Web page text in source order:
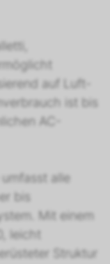
auf Luft-
ist bis
AC-
alle
bis
Mit einem
leicht
Struktur